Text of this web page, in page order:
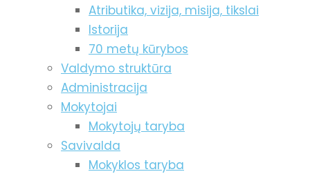
Atributika, vizija, misija, tikslai
Istorija
70 metų kūrybos
Valdymo struktūra
Administracija
Mokytojai
Mokytojų taryba
Savivalda
Mokyklos taryba